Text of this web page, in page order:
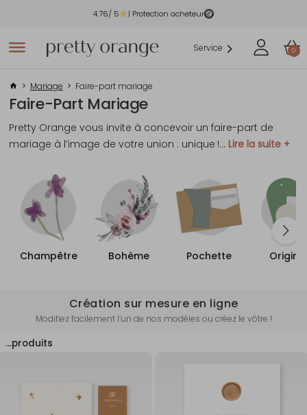
4.76/ 5 | Protection acheteur
Service 0
Mariage Faire-part mariage
Faire-Part Mariage
Pretty Orange vous invite à concevoir un faire-part de
mariage à l’image de votre union : unique !... Lire la suite +
Champêtre Bohème Pochette
Création sur mesure en ligne
Modifiez facilement l’un de nos modèles ou créez le vôtre !
…produits